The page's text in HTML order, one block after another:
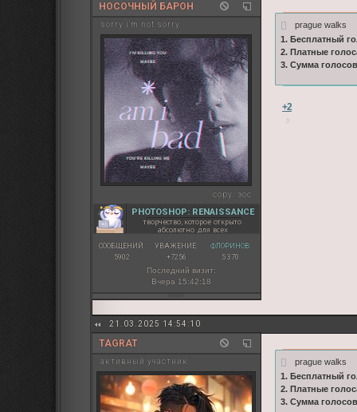
НОСОЧНЫЙ БАРОН
sorry i'm not sorry
copy: эос
PHOTOSHOP: RENAISSANCE
творчество, которое открыто
абсолютно для всех
СООБЩЕНИЙ:
5902
УВАЖЕНИЕ:
+7256
ФЛОРИНОВ:
5 370
Последний визит:
Вчера 15:42:18
prague walks
1. Бесплатный
2. Платные
3. Сумма
+2
21.03.2025 14:54:10
TAGRAT
активный участник
prague walks
1. Бесплатный
2. Платные
3. Сумма